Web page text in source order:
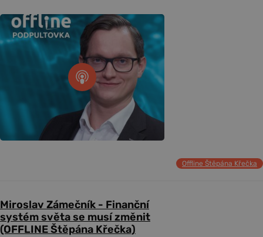
Offline Štěpána Křečka
Miroslav Zámečník - Finanční
systém světa se musí změnit
(OFFLINE Štěpána Křečka)